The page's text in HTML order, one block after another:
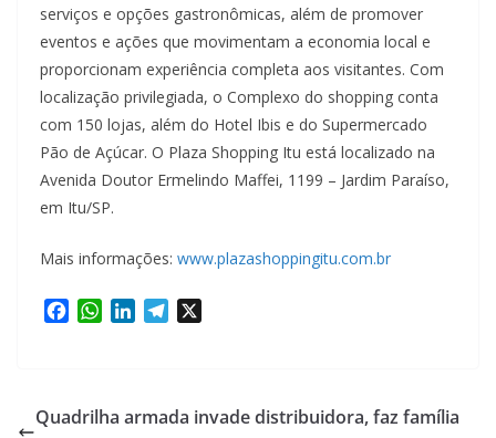
serviços e opções gastronômicas, além de promover
eventos e ações que movimentam a economia local e
proporcionam experiência completa aos visitantes. Com
localização privilegiada, o Complexo do shopping conta
com 150 lojas, além do Hotel Ibis e do Supermercado
Pão de Açúcar. O Plaza Shopping Itu está localizado na
Avenida Doutor Ermelindo Maffei, 1199 – Jardim Paraíso,
em Itu/SP.
Mais informações: www.plazashoppingitu.com.br
b
o
W
s
A
e
d
g
r
Quadrilha armada invade distribuidora, faz família